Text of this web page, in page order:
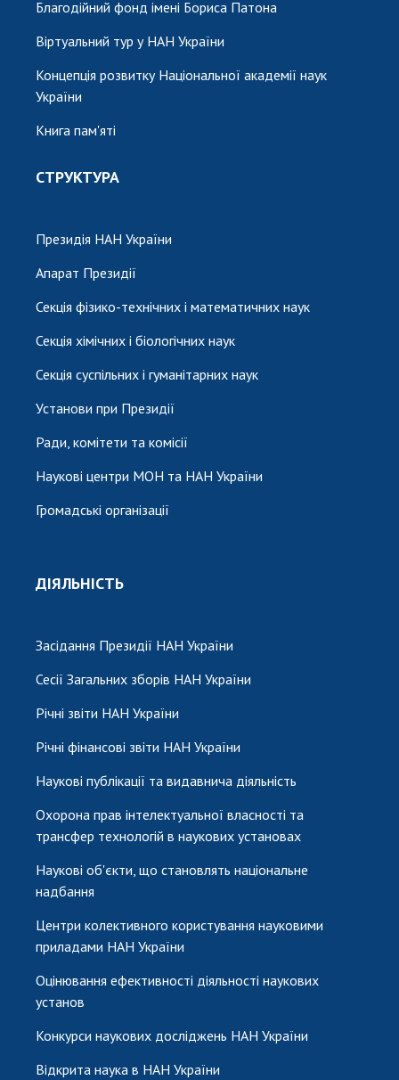
Благодійний фонд імені Бориса Патона
Віртуальний тур у НАН України
Концепція розвитку Національної академії наук
України
Книга пам'яті
СТРУКТУРА
Президія НАН України
Апарат Президії
Секція фізико-технічних і математичних наук
Секція хімічних і біологічних наук
Секція суспільних і гуманітарних наук
Установи при Президії
Ради, комітети та комісії
Наукові центри МОН та НАН України
Громадські організації
ДІЯЛЬНІСТЬ
Засідання Президії НАН України
Сесії Загальних зборів НАН України
Річні звіти НАН України
Річні фінансові звіти НАН України
Наукові публікації та видавнича діяльність
Охорона прав інтелектуальної власності та
трансфер технологій в наукових установах
Наукові об'єкти, що становлять національне
надбання
Центри колективного користування науковими
приладами НАН України
Оцінювання ефективності діяльності наукових
установ
Конкурси наукових досліджень НАН України
Відкрита наука в НАН України